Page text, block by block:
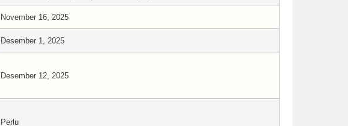
November 16, 2025
Desember 1, 2025
Desember 12, 2025
Perlu